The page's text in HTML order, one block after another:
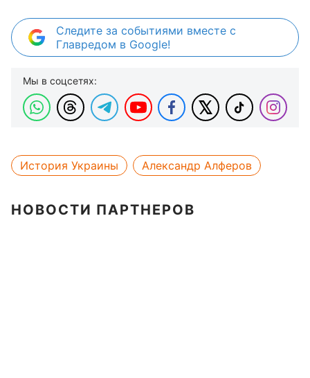
Следите за событиями вместе с
Главредом в Google!
Мы в соцсетях:
История Украины Александр Алферов
НОВОСТИ ПАРТНЕРОВ